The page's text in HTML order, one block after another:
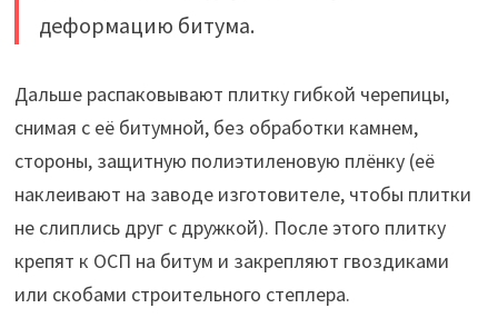
деформацию битума.
Дальше распаковывают плитку гибкой черепицы,
снимая с её битумной, без обработки камнем,
стороны, защитную полиэтиленовую плёнку (её
наклеивают на заводе изготовителе, чтобы плитки
не слиплись друг с дружкой). После этого плитку
крепят к ОСП на битум и закрепляют гвоздиками
или скобами строительного степлера.